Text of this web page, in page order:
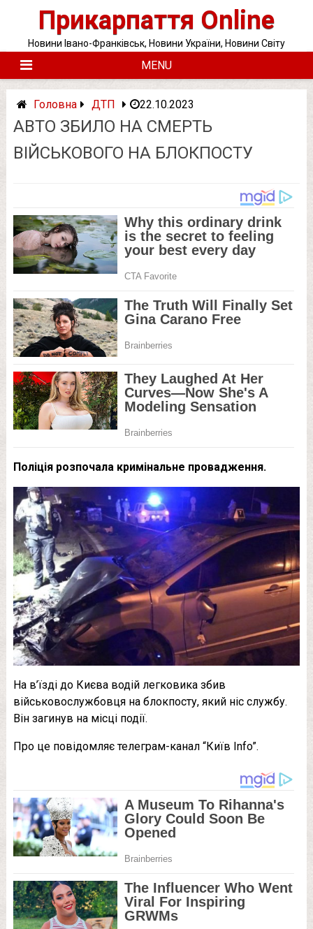
Прикарпаття Online
Новини Івано-Франківськ, Новини України, Новини Світу
MENU
Головна ДТП 22.10.2023
АВТО ЗБИЛО НА СМEРТЬ
ВІЙСЬКОВОГО НА БЛОКПОСТУ
Поліція розпочала кримінальне провадження.
На в’їзді до Києва водій легковика збив
військовослужбовця на блокпосту, який ніс службу.
Він загинув на місці події.
Про це повідомляє телеграм-канал “Київ Info”.